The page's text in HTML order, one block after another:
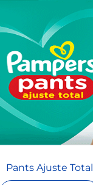
Pants Ajuste Total